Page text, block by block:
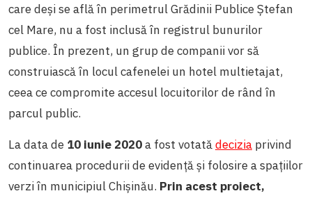
care deși se află în perimetrul Grădinii Publice Ștefan
cel Mare, nu a fost inclusă în registrul bunurilor
publice. În prezent, un grup de companii vor să
construiască în locul cafenelei un hotel multietajat,
ceea ce compromite accesul locuitorilor de rând în
parcul public.
La data de 10 iunie 2020a fost votatădecizia privind
continuarea procedurii de evidență și folosire a spațiilor
verzi în municipiul Chișinău. Prin acest proiect,